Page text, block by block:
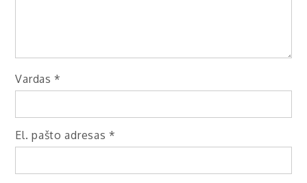
Vardas *
El. pašto adresas *